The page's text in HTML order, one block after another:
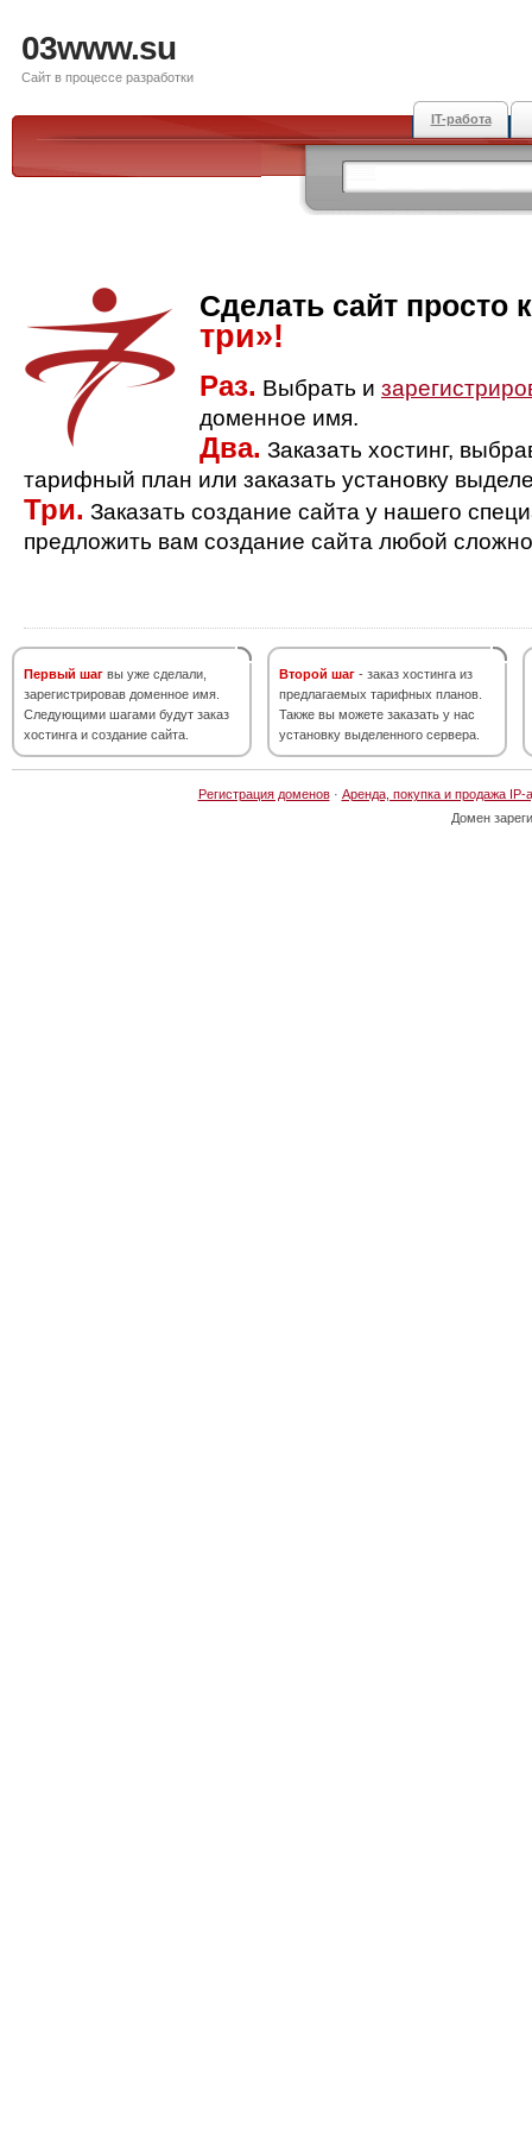
03www.su
Сайт в процессе разработки
IT-работа
Сделать сайт просто
три»!
Раз. Выбрать и
доменное имя.
Два. Заказать хостинг,
тарифный план или заказать установку
Три. Заказать создание сайта у нашего
предложить вам создание сайта любой
Первый шаг вы уже сделали,
зарегистрировав доменное имя.
Следующими шагами будут заказ
хостинга и создание сайта.
Второй шаг - заказ хостинга из
предлагаемых тарифных планов.
Также вы можете заказать у нас
установку выделенного сервера.
Регистрация доменов· Аренда, покупка и продажа IP-
Домен